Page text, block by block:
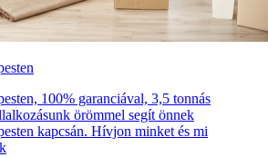
100% garanciával, 3,5 tonnás
örömmel segít önnek
kapcsán. Hívjon minket és mi